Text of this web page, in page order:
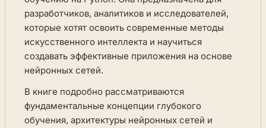
разработчиков, аналитиков и исследователей,
которые хотят освоить современные методы
искусственного интеллекта и научиться
создавать эффективные приложения на основе
нейронных сетей.
В книге подробно рассматриваются
фундаментальные концепции глубокого
обучения, архитектуры нейронных сетей и